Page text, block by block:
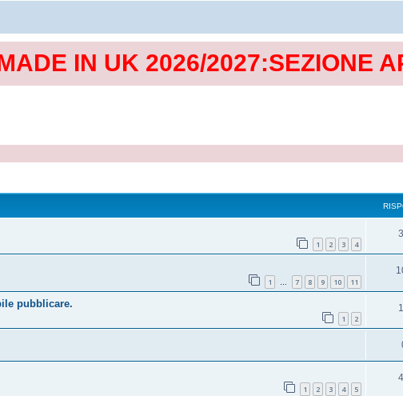
IN UK 2026/2027:SEZIONE
1 2 3 4
1 … 7 8 9 10 11
pubblicare.
1 2
1 2 3 4 5